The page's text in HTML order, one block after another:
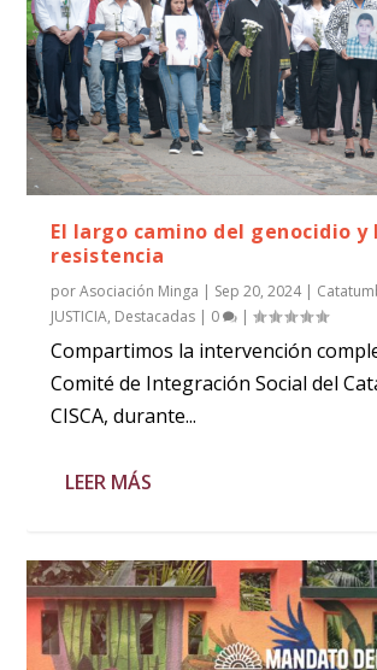
El largo camino del genocidio y
resistencia
porAsociación Minga | Sep 20, 2024|
JUSTICIA, Destacadas | 0 |
Compartimos la intervención
Comité de Integración Social del
CISCA, durante...
LEER MÁS